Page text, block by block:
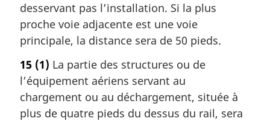
desservant pas l’installation. Si la plus
proche voie adjacente est une voie
principale, la distance sera de 50 pieds.
15 (1) La partie des structures ou de
l’équipement aériens servant au
chargement ou au déchargement, située à
plus de quatre pieds du dessus du rail, sera